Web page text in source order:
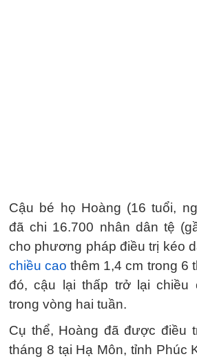
Cậu bé họ Hoàng (16 tuổi,
đã chi 16.700 nhân dân tệ
cho phương pháp điều trị kéo
chiều cao thêm 1,4 cm trong 6
đó, cậu lại thấp trở lại chiều
trong vòng hai tuần.
Cụ thể, Hoàng đã được điều
tháng 8 tại Hạ Môn, tỉnh Phúc